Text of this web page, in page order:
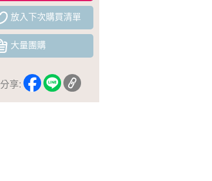
放入下次購買清單
大量團購
分享: